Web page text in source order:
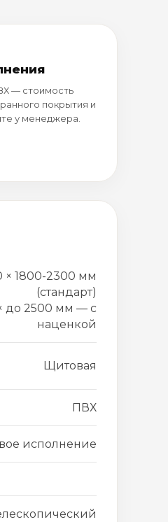
— стоимость
покрытия и
у менеджера.
× 1800-2300 мм
(стандарт)
до 2500 мм — с
наценкой
Щитовая
ПВХ
исполнение